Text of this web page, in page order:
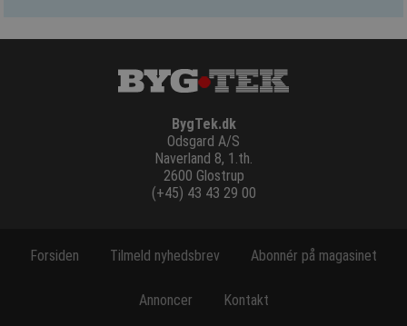
BygTek.dk
Odsgard A/S
Naverland 8, 1.th.
2600 Glostrup
(+45) 43 43 29 00
Forsiden Tilmeld nyhedsbrev Abonnér på magasinet
Annoncer Kontakt